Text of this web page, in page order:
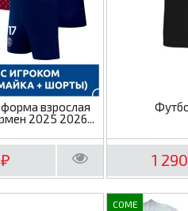
взрослая
2025 2026...
₽ 1
COME